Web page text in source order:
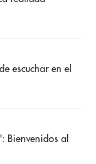
escuchar en el
Bienvenidos al